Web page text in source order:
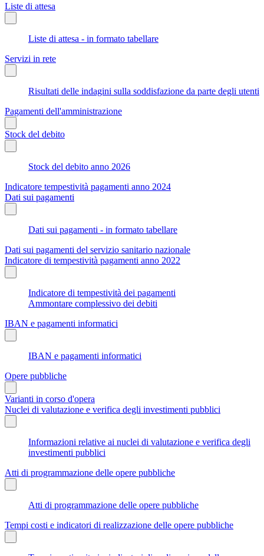
Liste di attesa
Liste di attesa - in formato tabellare
Servizi in rete
Risultati delle indagini sulla soddisfazione da parte degli utenti
Pagamenti dell'amministrazione
Stock del debito
Stock del debito anno 2026
Indicatore tempestività pagamenti anno 2024
Dati sui pagamenti
Dati sui pagamenti - in formato tabellare
Dati sui pagamenti del servizio sanitario nazionale
Indicatore di tempestività pagamenti anno 2022
Indicatore di tempestività dei pagamenti
Ammontare complessivo dei debiti
IBAN e pagamenti informatici
IBAN e pagamenti informatici
Opere pubbliche
Varianti in corso d'opera
Nuclei di valutazione e verifica degli investimenti pubblici
Informazioni relative ai nuclei di valutazione e verifica degli
investimenti pubblici
Atti di programmazione delle opere pubbliche
Atti di programmazione delle opere pubbliche
Tempi costi e indicatori di realizzazione delle opere pubbliche